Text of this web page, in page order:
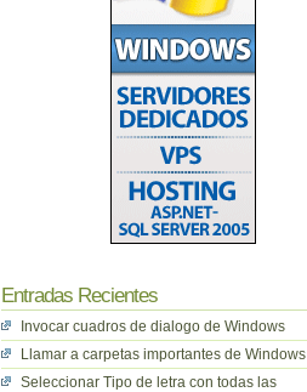
Entradas Recientes
Invocar cuadros de dialogo de Windows
Llamar a carpetas importantes de Windows
Seleccionar Tipo de letra con todas las